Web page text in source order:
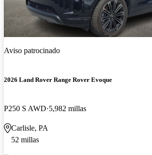
Aviso patrocinado
2026 Land Rover Range Rover Evoque
P250 S AWD 5,982 millas
Carlisle, PA
52 millas